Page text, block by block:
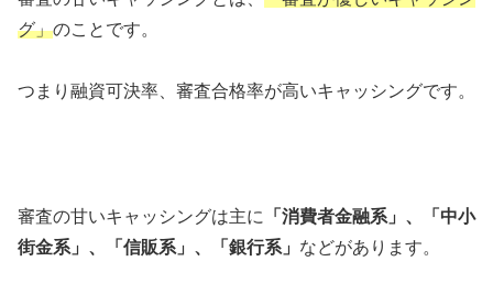
グ」のことです。
つまり融資可決率、審査合格率が高いキャッシングです。
審査の甘いキャッシングは主に
「消費者金融系」、「中小
街金系」、「信販系」、「銀行系」 などがあります。